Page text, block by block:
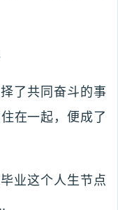
了共同奋斗的事
在一起，便成了
业这个人生节点